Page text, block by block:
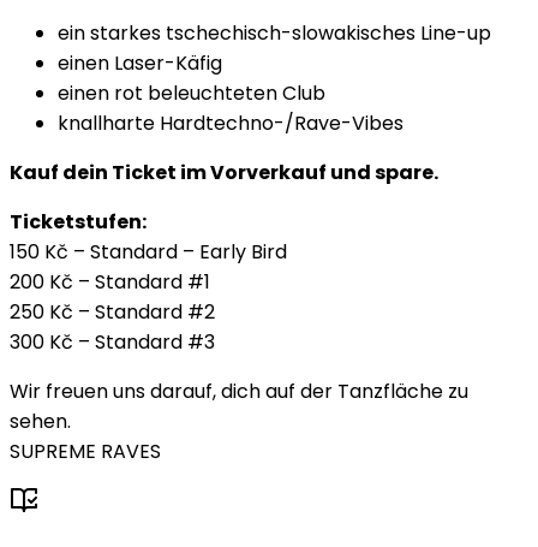
ein starkes tschechisch-slowakisches Line-up
einen Laser-Käfig
einen rot beleuchteten Club
knallharte Hardtechno-/Rave-Vibes
Kauf dein Ticket im Vorverkauf und spare.
Ticketstufen:
150 Kč – Standard – Early Bird
200 Kč – Standard #1
250 Kč – Standard #2
300 Kč – Standard #3
Wir freuen uns darauf, dich auf der Tanzfläche zu
sehen.
SUPREME RAVES